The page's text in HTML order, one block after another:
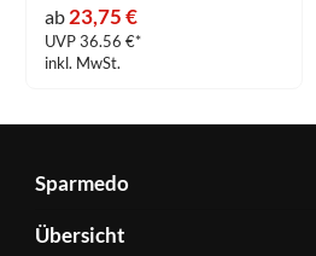
ab 23,75 €
UVP 36.56 €*
inkl. MwSt.
Sparmedo
Über
Sparmedo
Übersicht